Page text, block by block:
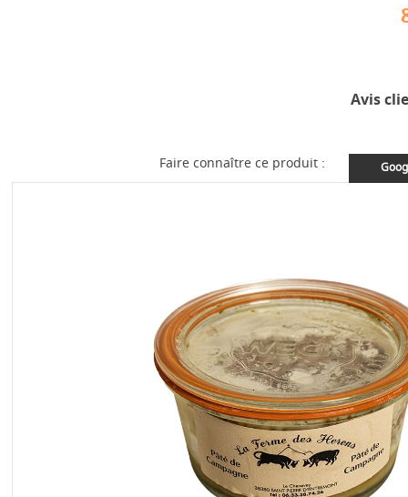
Avis
Faire connaître ce produit :